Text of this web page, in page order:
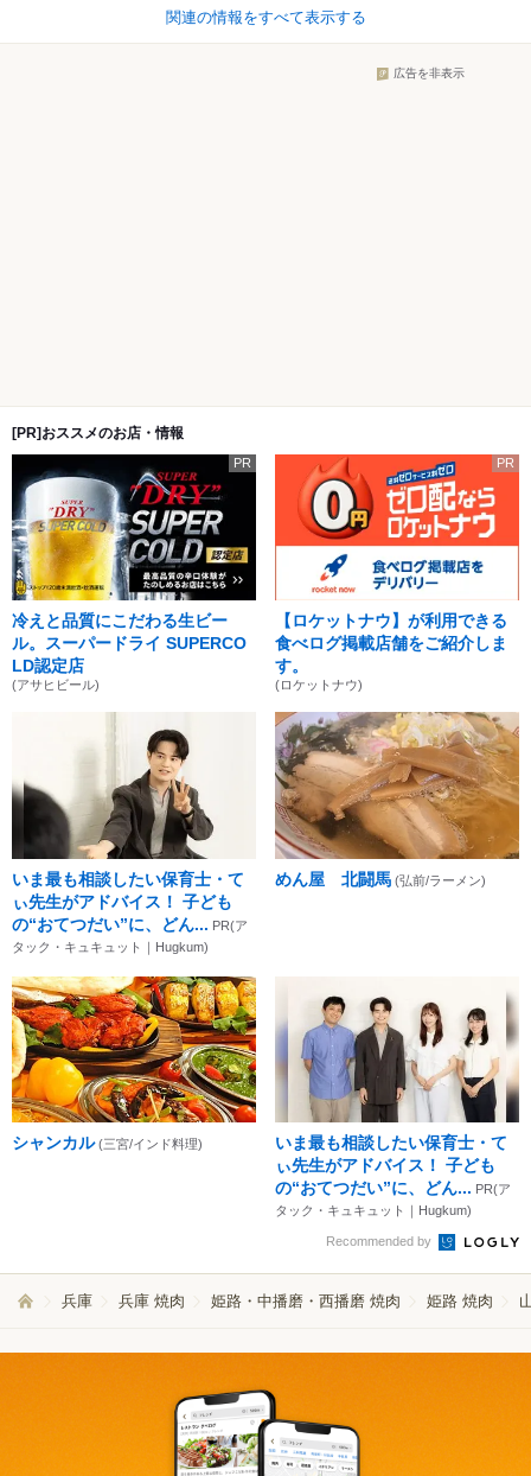
関連の情報をすべて表示する
広告を非表示
[PR]おススメのお店・情報
PR
冷えと品質にこだわる生ビー
ル。スーパードライ SUPERCO
LD認定店
(アサヒビール)
PR
【ロケットナウ】が利用できる
食べログ掲載店舗をご紹介しま
す。
(ロケットナウ)
いま最も相談したい保育士・て
ぃ先生がアドバイス！ 子ども
の“おてつだい”に、どん... PR(ア
タック・キュキュット｜Hugkum)
めん屋 北闘馬 (弘前/ラーメン)
シャンカル (三宮/インド料理)
いま最も相談したい保育士・て
ぃ先生がアドバイス！ 子ども
の“おてつだい”に、どん... PR(ア
タック・キュキュット｜Hugkum)
Recommended by
兵庫 兵庫 焼肉 姫路・中播磨・西播磨 焼肉 姫路 焼肉